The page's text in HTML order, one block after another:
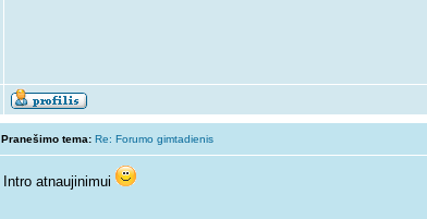
Pranešimo tema: Re: Forumo gimtadienis
Intro atnaujinimui